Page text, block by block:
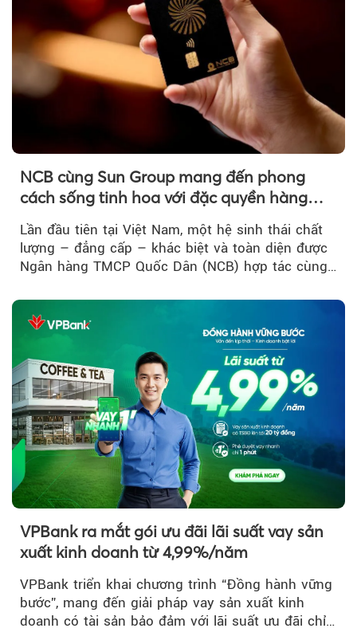
NCB cùng Sun Group mang đến phong
cách sống tinh hoa với đặc quyền hàng
đầu Việt Nam
Lần đầu tiên tại Việt Nam, một hệ sinh thái chất
lượng – đẳng cấp – khác biệt và toàn diện được
Ngân hàng TMCP Quốc Dân (NCB) hợp tác cùng
VPBank ra mắt gói ưu đãi lãi suất vay sản
xuất kinh doanh từ 4,99%/năm
VPBank triển khai chương trình “Đồng hành vững
bước”, mang đến giải pháp vay sản xuất kinh
doanh có tài sản bảo đảm với lãi suất ưu đãi chỉ